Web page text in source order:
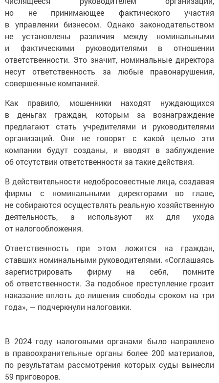
но не принимающее фактического участия
в управлении бизнесом. Однако законодательством
не установлены различия между номинальными
и фактическими руководителями в отношении
ответственности. Это значит, номинальные директора
несут ответственность за любые правонарушения,
совершенные компанией.
Как правило, мошенники находят нуждающихся
в деньгах граждан, которым за вознаграждение
предлагают стать учредителями и руководителями
организаций. Они не говорят с какой целью эти
компании будут созданы, и вводят в заблуждение
об отсутствии ответственности за такие действия.
В действительности недобросовестные лица, создавая
фирмы с номинальными директорами во главе,
не собираются осуществлять реальную хозяйственную
деятельность, а используют их для ухода
от налогообложения.
Ответственность при этом ложится на граждан,
ставших номинальными руководителями. «Соглашаясь
зарегистрировать фирму на себя, помните
об ответственности. За подобное преступление грозит
наказание вплоть до лишения свободы сроком на три
года», — подчеркнули налоговики.
В 2024 году налоговыми органами было направлено
в правоохранительные органы более 200 материалов,
по результатам рассмотрения которых суды вынесли
59 приговоров.